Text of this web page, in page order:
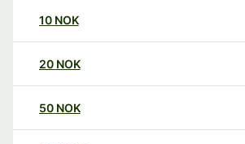
10 NOK
20 NOK
50 NOK